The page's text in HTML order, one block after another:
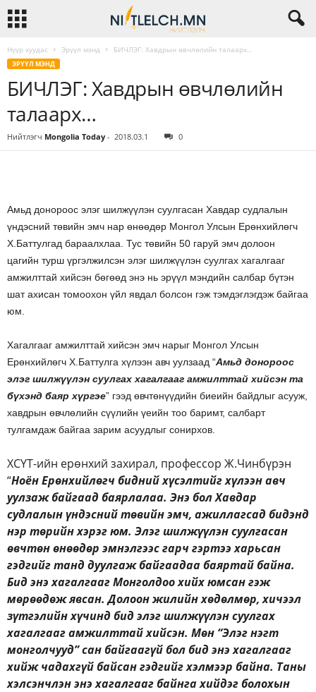
Нүүр хуудас Эрүүл мэнд БИЧЛЭГ: Хавдрын өвчлөлийн талаарх…
ЭРҮҮЛ МЭНД
БИЧЛЭГ: Хавдрын өвчлөлийн
талаарх…
Нийтлэгч Mongolia Today - 2018.03.1 0
Амьд донороос элэг шилжүүлэн суулгасан Хавдар судлалын
үндэсний төвийн эмч нар өнөөдөр Монгол Улсын Ерөнхийлөгч
Х.Баттулгад бараалхлаа. Тус төвийн 50 гаруй эмч долоон
цагийн турш үргэлжилсэн элэг шилжүүлэн суулгах хагалгааг
амжилттай хийсэн бөгөөд энэ нь эрүүл мэндийн салбар бүтэн
шат ахисан томоохон үйл явдал болсон гэж тэмдэглэгдэж байгаа
юм.
Хагалгааг амжилттай хийсэн эмч нарыг Монгол Улсын
Ерөнхийлөгч Х.Баттулга хүлээн авч уулзаад “Амьд донороос
элэг шилжүүлэн суулгах хагалгааг амжилттай хийсэн та
бүхэнд баяр хүргэе” гээд өвчтөнүүдийн биеийн байдлыг асууж,
хавдрын өвчлөлийн сүүлийн үеийн тоо баримт, салбарт
тулгамдаж байгаа зарим асуудлыг сонирхов.
ХСҮТ-ийн ерөнхий захирал, профессор Ж.Чинбүрэн
“Ноён Ерөнхийлөгч бидний хүсэлтийг хүлээн авч
уулзаж байгаад баярлалаа. Энэ бол Хавдар
судлалын үндэсний төвийн эмч, ажиллагсад бидэнд
нэр төрийн хэрэг юм. Элэг шилжүүлэн суулгасан
өвчтөн өнөөдөр эмнэлгээс гарч гэртээ харьсан
гэдгийг танд дуулгаж байгаадаа баяртай байна.
Бид энэ хагалгааг Монголдоо хийх юмсан гэж
мөрөөдөж явсан. Долоон жилийн хөдөлмөр, хичээл
зүтгэлийн хүчинд бид элэг шилжүүлэн суулгах
хагалгааг амжилттай хийсэн. Мөн “Элэг нэгт
монголчууд” сан байгаагүй бол бид энэ хагалгааг
хийж чадахгүй байсан гэдгийг хэлмээр байна. Таны
хэлсэнчлэн энэ хагалгааг байнга хийдэг болохын